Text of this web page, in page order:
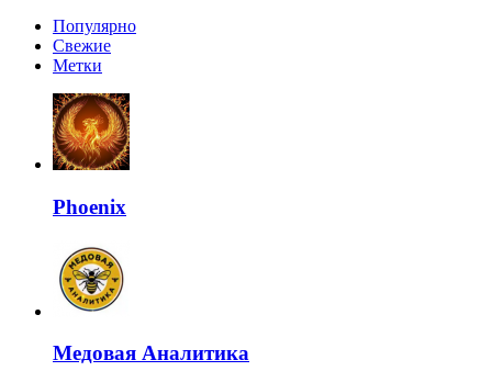
Популярно
Свежие
Метки
Phoenix
Медовая Аналитика